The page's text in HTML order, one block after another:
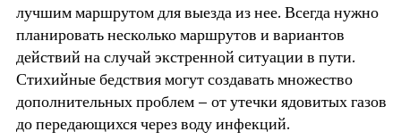
лучшим маршрутом для выезда из нее. Всегда нужно
планировать несколько маршрутов и вариантов
действий на случай экстренной ситуации в пути.
Стихийные бедствия могут создавать множество
дополнительных проблем – от утечки ядовитых газов
до передающихся через воду инфекций.